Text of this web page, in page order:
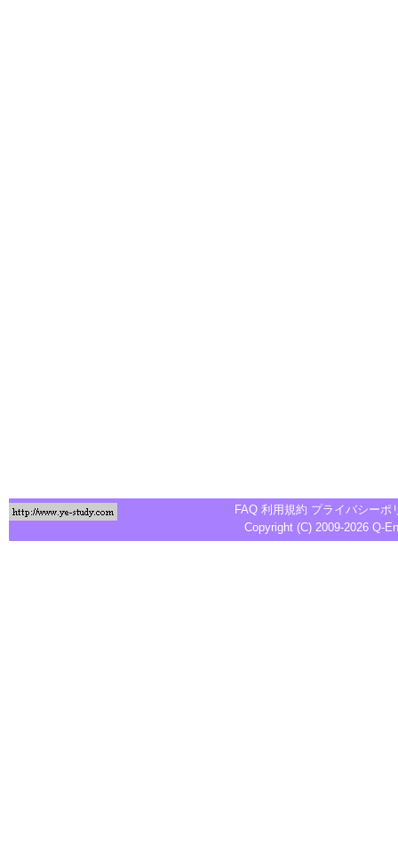
FAQ 利用規約 プライバシーポ
Copyright (C) 2009-2026 Q-